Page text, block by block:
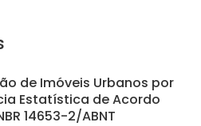
de Imóveis Urbanos por
Estatística de Acordo
14653-2/ABNT